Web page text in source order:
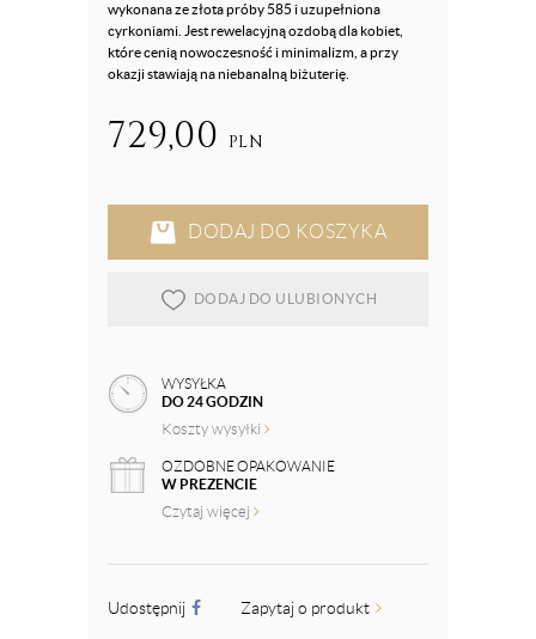
wykonana ze złota próby 585 i uzupełniona
cyrkoniami. Jest rewelacyjną ozdobą dla kobiet,
które cenią nowoczesność i minimalizm, a przy
okazji stawiają na niebanalną biżuterię.
729,00 PLN
DODAJ DO KOSZYKA
DODAJ DO ULUBIONYCH
WYSYŁKA
DO 24 GODZIN
Koszty wysyłki
OZDOBNE OPAKOWANIE
W PREZENCIE
Czytaj więcej
Udostępnij Zapytaj o produkt